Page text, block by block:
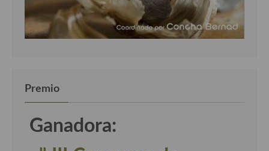
Premio
Ganadora: